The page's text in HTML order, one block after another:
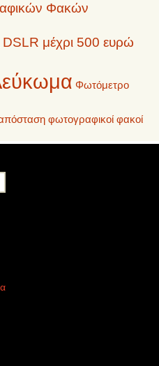
Φακών
μέχρι 500 ευρώ
Φωτόμετρο
φωτογραφικοί φακοί